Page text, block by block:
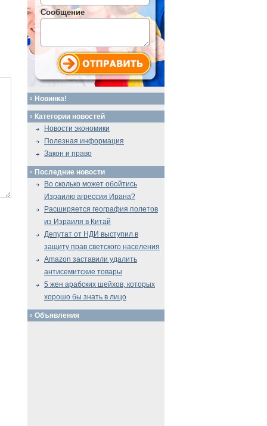
Сообщение
Новинка!
Категории новостей
Новости экономики
Полезная информация
Закон и право
Последние новости
Во сколько может обойтись
Израилю агрессия Ирана?
Расширяется география полетов
из Израиля в Китай
Депутат от НДИ выступил в
защиту прав светского населения
Amazon заставили удалить
антисемитские товары
5 жен арабских шейхов, которых
хорошо бы знать в лицо
Объявления